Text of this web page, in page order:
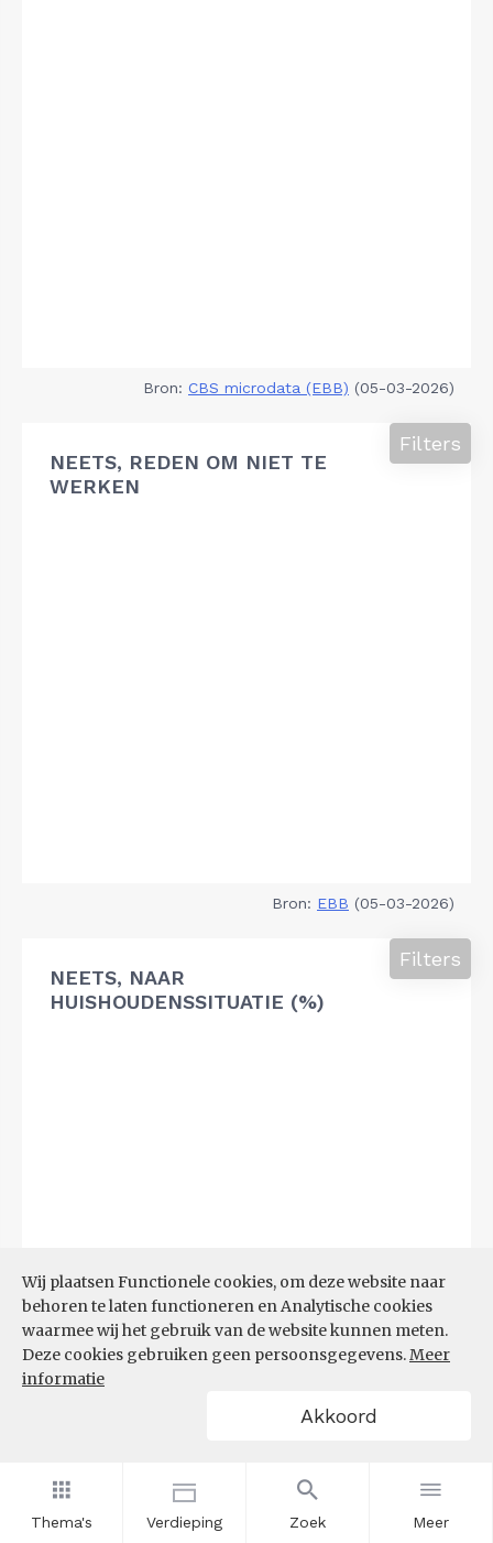
Thema's Verdieping Zoek Meer
Wij plaatsen Functionele cookies, om deze website naar
behoren te laten functioneren en Analytische cookies
waarmee wij het gebruik van de website kunnen meten.
Deze cookies gebruiken geen persoonsgegevens.Meer
informatie
Akkoord
Bron: CBS microdata (EBB) (05-03-2026)
NEETS, REDEN OM NIET TE
WERKEN
Filters
Bron: EBB (05-03-2026)
NEETS, NAAR
HUISHOUDENSSITUATIE (%)
Filters
CBS microdata (EBB)(09-03-2026)
AANDEEL NEETS NAAR REGIO
(%)